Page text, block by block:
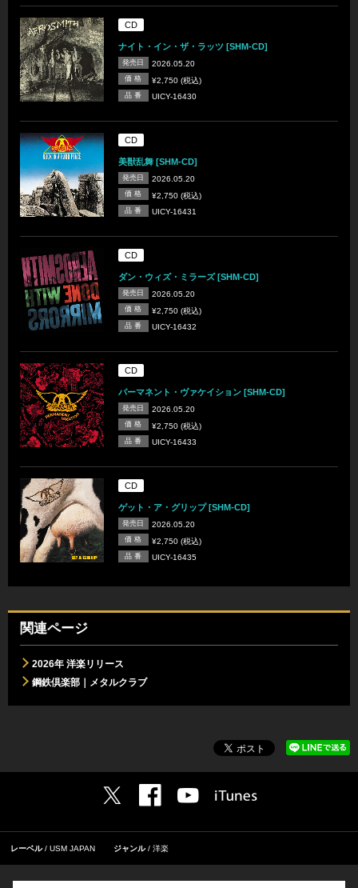
CD
ナイト・イン・ザ・ラッツ [SHM-CD]
発売日 2026.05.20
価 格 ¥2,750 (税込)
品 番 UICY-16430
CD
美獣乱舞 [SHM-CD]
発売日 2026.05.20
価 格 ¥2,750 (税込)
品 番 UICY-16431
CD
ダン・ウィズ・ミラーズ [SHM-CD]
発売日 2026.05.20
価 格 ¥2,750 (税込)
品 番 UICY-16432
CD
パーマネント・ヴァケイション [SHM-CD]
発売日 2026.05.20
価 格 ¥2,750 (税込)
品 番 UICY-16433
CD
ゲット・ア・グリップ [SHM-CD]
発売日 2026.05.20
価 格 ¥2,750 (税込)
品 番 UICY-16435
関連ページ
2026年 洋楽リリース
鋼鉄倶楽部｜メタルクラブ
レーベル USM JAPAN ジャンル 洋楽